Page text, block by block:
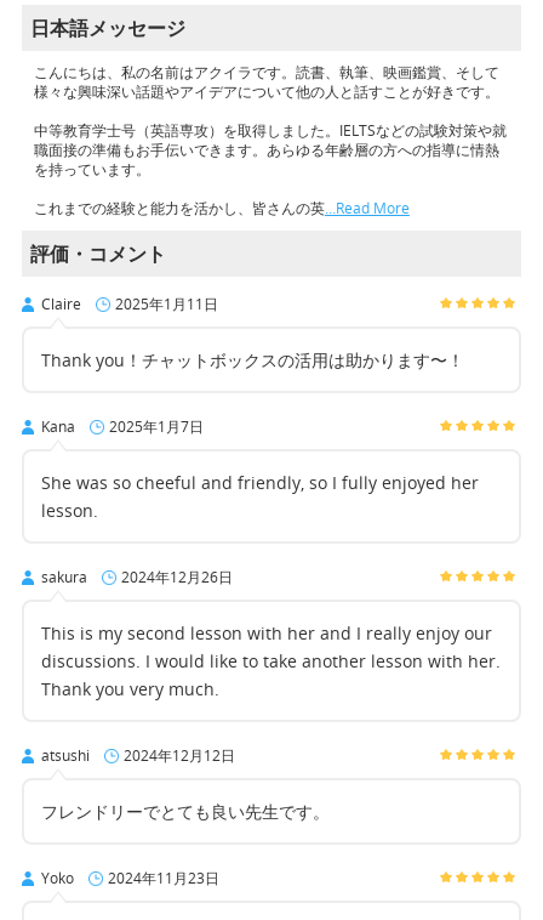
日本語メッセージ
こんにちは、私の名前はアクイラです。読書、執筆、映画鑑賞、そして
様々な興味深い話題やアイデアについて他の人と話すことが好きです。
中等教育学士号（英語専攻）を取得しました。IELTSなどの試験対策や就
職面接の準備もお手伝いできます。あらゆる年齢層の方への指導に情熱
を持っています。
これまでの経験と能力を活かし、皆さんの英…Read More
評価・コメント
Claire 2025年1月11日
Thank you！チャットボックスの活用は助かります〜！
Kana 2025年1月7日
She was so cheeful and friendly, so I fully enjoyed her
lesson.
sakura 2024年12月26日
This is my second lesson with her and I really enjoy our
discussions. I would like to take another lesson with her.
Thank you very much.
atsushi 2024年12月12日
フレンドリーでとても良い先生です。
Yoko 2024年11月23日